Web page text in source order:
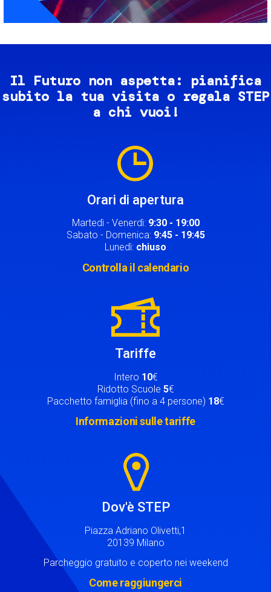
Il Futuro non aspetta: pianifica
subito la tua visita o regala STEP
a chi vuoi!
Orari di apertura
Martedì - Venerdì: 9:30 - 19:00
Sabato - Domenica: 9:45 - 19:45
Lunedì: chiuso
Controlla il calendario
Tariffe
Intero 10€
Ridotto Scuole 5€
Pacchetto famiglia (fino a 4 persone) 18€
Informazioni sulle tariffe
Dov'è STEP
Piazza Adriano Olivetti,1
20139 Milano
Parcheggio gratuito e coperto nei weekend
Come raggiungerci